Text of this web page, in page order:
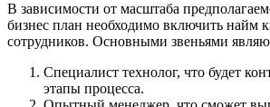
В зависимости от масштаба
бизнес план необходимо включить найм
сотрудников. Основными звеньями
Специалист технолог, что будет
этапы процесса.